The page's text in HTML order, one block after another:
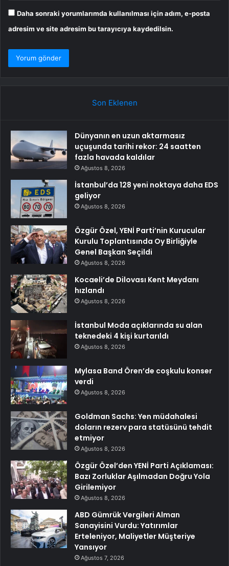
Daha sonraki yorumlarımda kullanılması için adım, e-posta
adresim ve site adresim bu tarayıcıya kaydedilsin.
Son Eklenen
Dünyanın en uzun aktarmasız
uçuşunda tarihi rekor: 24 saatten
fazla havada kaldılar
Ağustos 8, 2026
İstanbul’da 128 yeni noktaya daha EDS
geliyor
Ağustos 8, 2026
Özgür Özel, YENİ Parti’nin Kurucular
Kurulu Toplantısında Oy Birliğiyle
Genel Başkan Seçildi
Ağustos 8, 2026
Kocaeli’de Dilovası Kent Meydanı
hızlandı
Ağustos 8, 2026
İstanbul Moda açıklarında su alan
teknedeki 4 kişi kurtarıldı
Ağustos 8, 2026
Mylasa Band Ören’de coşkulu konser
verdi
Ağustos 8, 2026
Goldman Sachs: Yen müdahalesi
doların rezerv para statüsünü tehdit
etmiyor
Ağustos 8, 2026
Özgür Özel’den YENİ Parti Açıklaması:
Bazı Zorluklar Aşılmadan Doğru Yola
Girilemiyor
Ağustos 8, 2026
ABD Gümrük Vergileri Alman
Sanayisini Vurdu: Yatırımlar
Erteleniyor, Maliyetler Müşteriye
Yansıyor
Ağustos 7, 2026